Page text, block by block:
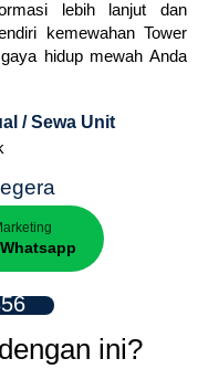
lebih lanjut dan
kemewahan Tower
hidup mewah Anda
/ Sewa Unit
ini?